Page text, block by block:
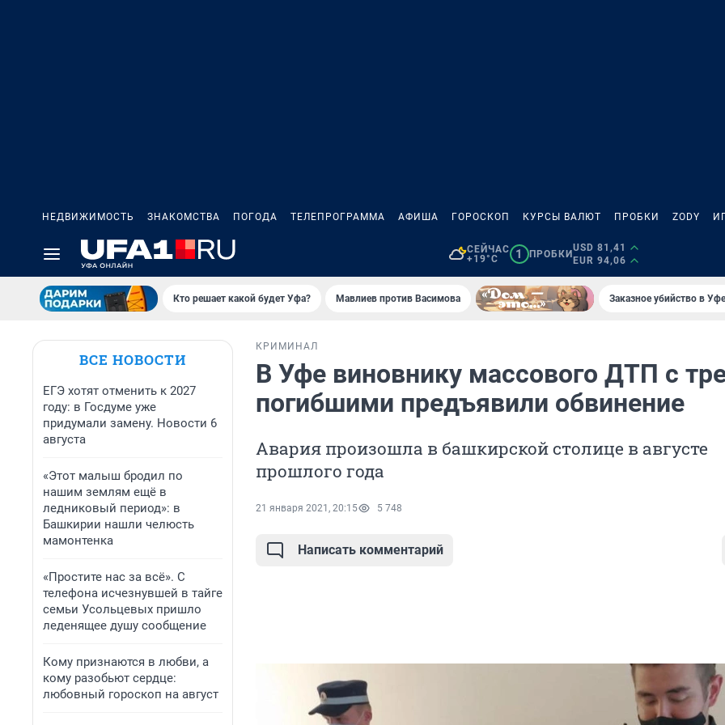
НЕДВИЖИМОСТЬ ЗНАКОМСТВА ПОГОДА ТЕЛЕПРОГРАММА АФИША ГОРОСКОП КУРСЫ ВАЛЮТ ПРОБКИ ZODY
СЕЙЧАС
+19°C
1 ПРОБКИ
USD 81,41
EUR 94,06
Кто решает какой будет Уфа? Мавлиев против Васимова Заказное убийство в
ВСЕ НОВОСТИ
ЕГЭ хотят отменить к 2027
году: в Госдуме уже
придумали замену. Новости 6
августа
«Этот малыш бродил по
нашим землям ещё в
ледниковый период»: в
Башкирии нашли челюсть
мамонтенка
«Простите нас за всё». С
телефона исчезнувшей в тайге
семьи Усольцевых пришло
леденящее душу сообщение
Кому признаются в любви, а
кому разобьют сердце:
любовный гороскоп на август
КРИМИНАЛ
В Уфе виновнику массового ДТП с
погибшими предъявили обвинение
Авария произошла в башкирской столице в августе
прошлого года
21 января 2021, 20:15 5 748
Написать комментарий